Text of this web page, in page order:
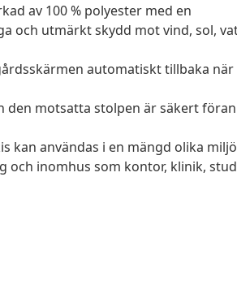
av 100 % polyester med en
och utmärkt skydd mot vind, sol,
automatiskt tillbaka
den motsatta stolpen är säkert
kan användas i en mängd olika
och inomhus som kontor, klinik,